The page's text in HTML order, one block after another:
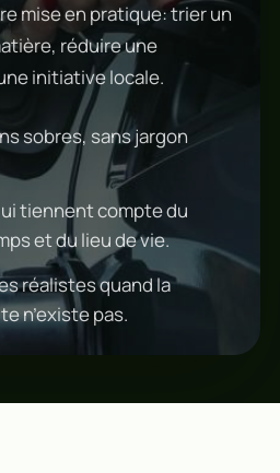
mise en pratique: trier un
réduire une
initiative locale.
sobres, sans jargon
tiennent compte du
et du lieu de vie.
réalistes quand la
n’existe pas.